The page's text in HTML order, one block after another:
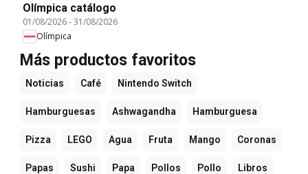
Olímpica catálogo
01/08/2026-31/08/2026
Olímpica
Más productos favoritos
Noticias Café Nintendo Switch
Hamburguesas Ashwagandha Hamburguesa
Pizza LEGO Agua Fruta Mango Coronas
Papas Sushi Papa Pollos Pollo Libros